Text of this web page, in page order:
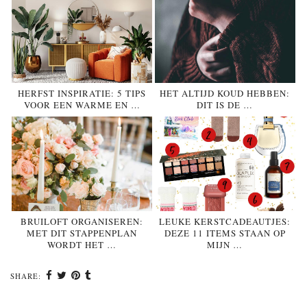
HERFST INSPIRATIE: 5 TIPS
VOOR EEN WARME EN …
HET ALTIJD KOUD HEBBEN:
DIT IS DE …
BRUILOFT ORGANISEREN:
MET DIT STAPPENPLAN
WORDT HET …
LEUKE KERSTCADEAUTJES:
DEZE 11 ITEMS STAAN OP
MIJN …
SHARE: